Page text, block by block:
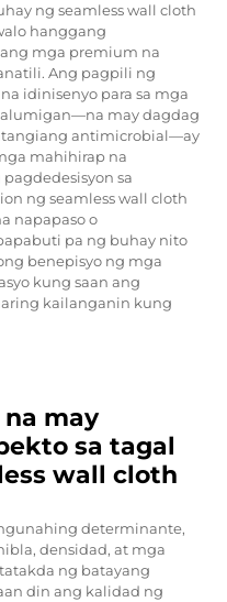
ng seamless wall cloth
hanggang
mga premium na
Ang pagpili ng
idinisenyo para sa mga
may dagdag
antimicrobial—ay
mahihirap na
sa
ng seamless wall cloth
napapaso o
pa ng buhay nito
benepisyo ng mga
kung saan ang
kailanganin kung
may
sa tagal
wall cloth
determinante,
densidad, at mga
ng batayang
din ang kalidad ng